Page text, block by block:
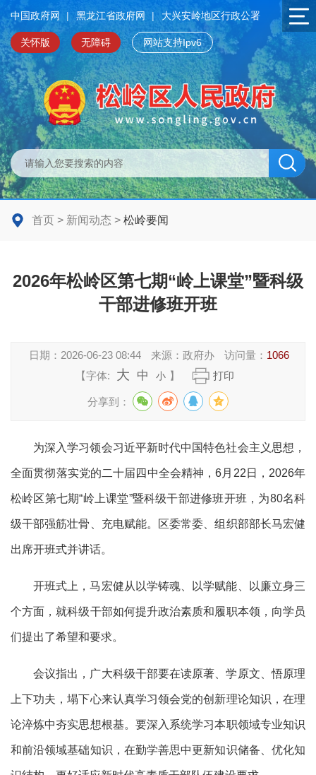
中国政府网 | 黑龙江省政府网 | 大兴安岭地区行政公署
关怀版 无障碍 网站支持Ipv6
首页 > 新闻动态 > 松岭要闻
2026年松岭区第七期“岭上课堂”暨科级
干部进修班开班
日期： 2026-06-23 08:44 来源：政府办 访问量： 1066
【字体:
大 中 小 】 打印
分享到：
为深入学习领会习近平新时代中国特色社会主义思想，
全面贯彻落实党的二十届四中全会精神，6月 22 日， 2026年
松岭区第七期“岭上课堂”暨科级干部进修班开班，为80名科
级干部强筋壮骨、充电赋能。区委常委、组织部部长马宏健
出席开班式并讲话。
开班式上，马宏健从以学铸魂、以学赋能、以廉立身三
个方面，就科级干部如何提升政治素质和履职本领，向学员
们提出了希望和要求。
会议指出，广大科级干部要在读原著、学原文、悟原理
上下功夫，塌下心来认真学习领会党的创新理论知识，在理
论淬炼中夯实思想根基。要深入系统学习本职领域专业知识
和前沿领域基础知识，在勤学善思中更新知识储备、优化知